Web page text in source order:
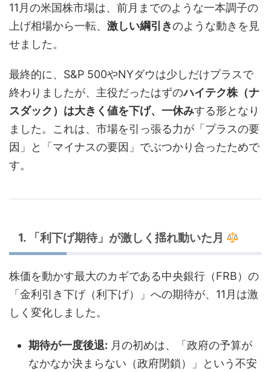
11月の米国株市場は、前月までのような一本調子の
上げ相場から一転、 激しい綱引きのような動きを見
せました。
最終的に、S&P 500やNYダウは少しだけプラスで
終わりましたが、主役だったはずのハイテク株（ナ
スダック）は大きく値を下げ、一休みする形となり
ました。これは、市場を引っ張る力が「プラスの要
因」と「マイナスの要因」でぶつかり合ったためで
す。
1. 「利下げ期待」が激しく揺れ動いた月
株価を動かす最大のカギである中央銀行（FRB）の
「金利引き下げ（利下げ）」への期待が、11月は激
しく変化しました。
期待が一度後退: 月の初めは、「政府の予算が
なかなか決まらない（政府閉鎖）」という不安